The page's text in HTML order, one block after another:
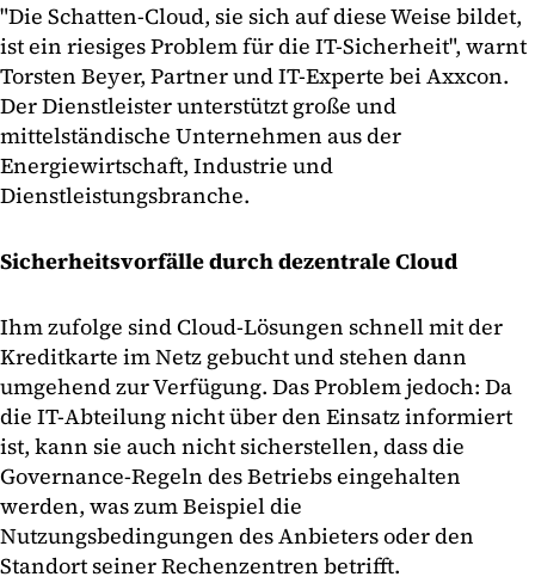
"Die Schatten-Cloud, sie sich auf diese Weise bildet,
ist ein riesiges Problem für die IT-Sicherheit", warnt
Torsten Beyer, Partner und IT-Experte bei Axxcon.
Der Dienstleister unterstützt große und
mittelständische Unternehmen aus der
Energiewirtschaft, Industrie und
Dienstleistungsbranche.
Sicherheitsvorfälle durch dezentrale Cloud
Ihm zufolge sind Cloud-Lösungen schnell mit der
Kreditkarte im Netz gebucht und stehen dann
umgehend zur Verfügung. Das Problem jedoch: Da
die IT-Abteilung nicht über den Einsatz informiert
ist, kann sie auch nicht sicherstellen, dass die
Governance-Regeln des Betriebs eingehalten
werden, was zum Beispiel die
Nutzungsbedingungen des Anbieters oder den
Standort seiner Rechenzentren betrifft.